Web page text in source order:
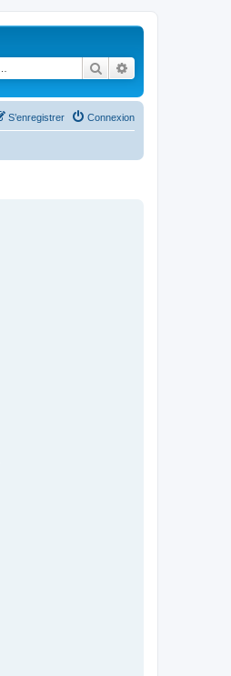
Rechercher
Connexion
S’enregistrer